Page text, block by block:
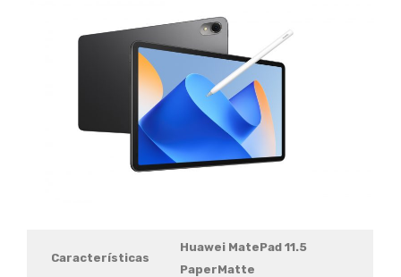
Características
Huawei MatePad 11.5
PaperMatte